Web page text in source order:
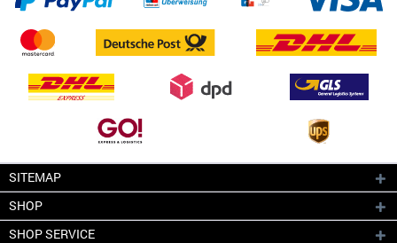
SITEMAP
SHOP
SHOP SERVICE